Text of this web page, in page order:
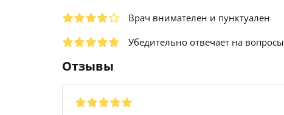
Врач внимателен и пунктуален
Убедительно отвечает на вопросы
Отзывы